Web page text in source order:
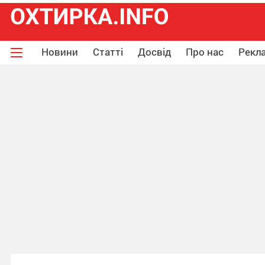
Новини Статті Досвід Про нас